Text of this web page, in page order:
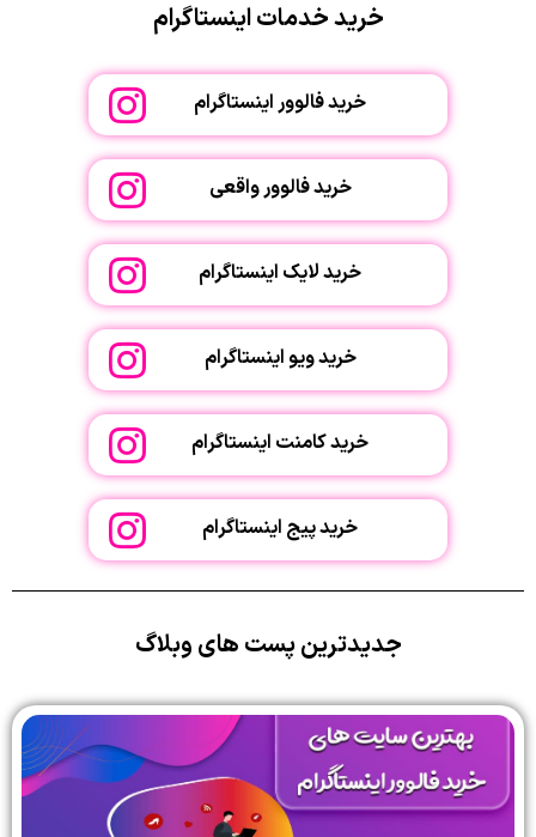
خرید خدمات اینستاگرام
خرید فالوور اینستاگرام
خرید فالوور واقعی
خرید لایک اینستاگرام
خرید ویو اینستاگرام
خرید کامنت اینستاگرام
خرید پیج اینستاگرام
جدیدترین پست های وبلاگ